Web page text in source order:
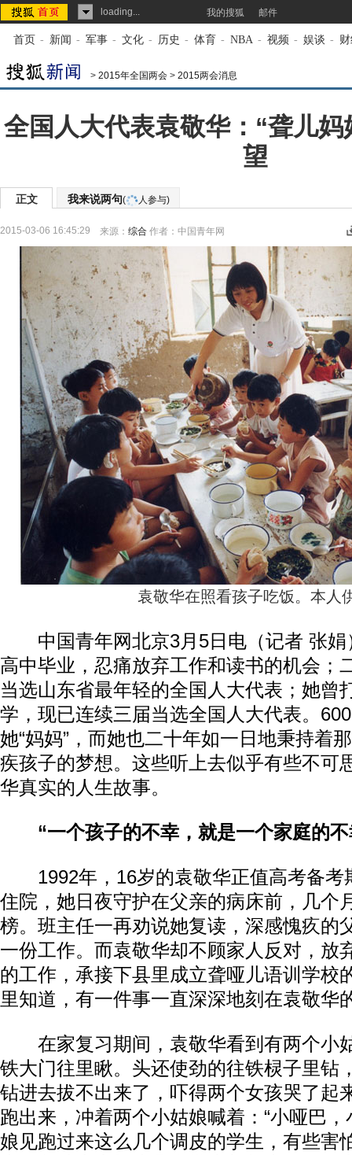
loading... 我的搜狐 邮件
首页 - 新闻 - 军事 - 文化 - 历史 - 体育 - NBA - 视频 - 娱谈 -
> 2015年全国两会 > 2015两会消息
全国人大代表袁敬华：“聋儿妈
望
正文 我来说两句( 人参与)
2015-03-06 16:45:29 来源： 综合 作者：中国青年网
袁敬华在照看孩子吃饭。本人
中国青年网北京3月5日电（记者 张
高中毕业，忍痛放弃工作和读书的机会；
当选山东省最年轻的全国人大代表；她曾
学，现已连续三届当选全国人大代表。
她“妈妈”，而她也二十年如一日地秉持着
疾孩子的梦想。这些听上去似乎有些不可
华真实的人生故事。
“一个孩子的不幸，就是一个家庭的
1992年，16岁的袁敬华正值高考备考
住院，她日夜守护在父亲的病床前，几个
榜。班主任一再劝说她复读，深感愧疚的
一份工作。而袁敬华却不顾家人反对，放
的工作，承接下县里成立聋哑儿语训学校
里知道，有一件事一直深深地刻在袁敬华
在家复习期间，袁敬华看到有两个小
铁大门往里瞅。头还使劲的往铁棂子里钻
钻进去拔不出来了，吓得两个女孩哭了起
跑出来，冲着两个小姑娘喊着：“小哑巴，
娘见跑过来这么几个调皮的学生，有些害